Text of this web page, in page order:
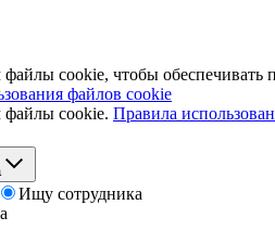
cookie, чтобы обеспечивать
файлов cookie
cookie. Правила
Ищу сотрудника